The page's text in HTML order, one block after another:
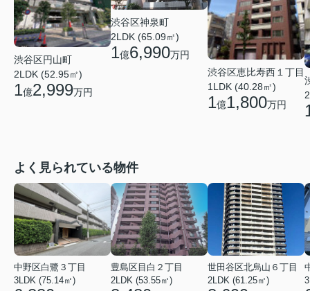
渋谷区円山町
2LDK (52.95㎡)
1億2,999万円
渋谷区神泉町
2LDK (65.09㎡)
1億6,990万円
渋谷区恵比寿西１丁目
1LDK (40.28㎡)
1億1,800万円
よく見られている物件
中野区白鷺３丁目
3LDK (75.14㎡)
豊島区目白２丁目
2LDK (53.55㎡)
世田谷区北烏山６丁目
2LDK (61.25㎡)